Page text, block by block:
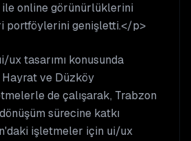
ile online görünürlüklerini
portföylerini genişletti.</p>
ux tasarımı konusunda
ve Düzköy
de çalışarak, Trabzon
sürecine katkı
işletmeler için ui/ux